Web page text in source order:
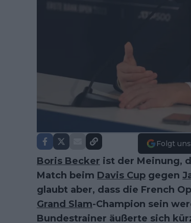
Folgt
Boris Becker ist der Meinung,
Match beim Davis Cup gegen
glaubt aber, dass die French
Grand Slam-Champion sein
Bundestrainer äußerte sich